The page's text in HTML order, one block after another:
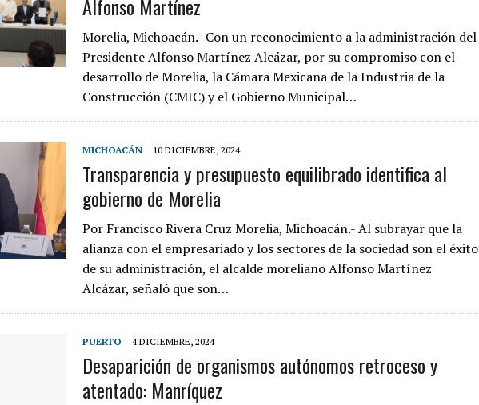
Alfonso Martínez
Morelia, Michoacán.- Con un reconocimiento a la administración del
Presidente Alfonso Martínez Alcázar, por su compromiso con el
desarrollo de Morelia, la Cámara Mexicana de la Industria de la
Construcción (CMIC) y el Gobierno Municipal…
MICHOACÁN 10 DICIEMBRE, 2024
Transparencia y presupuesto equilibrado identifica al
gobierno de Morelia
Por Francisco Rivera Cruz Morelia, Michoacán.- Al subrayar que la
alianza con el empresariado y los sectores de la sociedad son el éxito
de su administración, el alcalde moreliano Alfonso Martínez
Alcázar, señaló que son…
PUERTO 4 DICIEMBRE, 2024
Desaparición de organismos autónomos retroceso y
atentado: Manríquez